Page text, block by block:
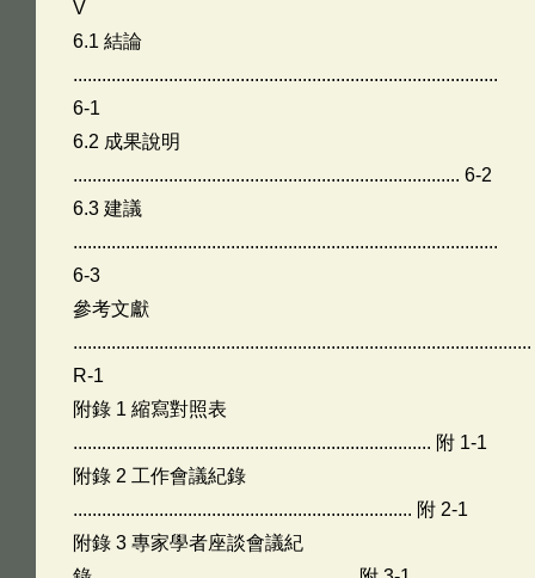
V
6.1 結論
.........................................................................................
6-1
6.2 成果說明
................................................................................. 6-2
6.3 建議
.........................................................................................
6-3
參考文獻
................................................................................................
R-1
附錄 1 縮寫對照表
........................................................................... 附 1-1
附錄 2 工作會議紀錄
....................................................................... 附 2-1
附錄 3 專家學者座談會議紀